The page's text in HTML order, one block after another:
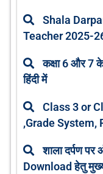
Shala
Teacher 2025-
कक्षा 6 और 7 के
हिंदी में
Class 3 or
,Grade System,
शाला दर्पण पर
Download हेतु